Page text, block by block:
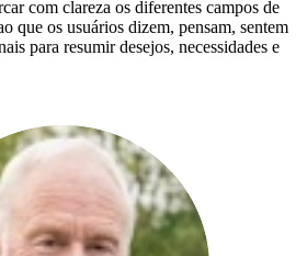
com clareza os diferentes campos de
que os usuários dizem, pensam, sentem
para resumir desejos, necessidades e